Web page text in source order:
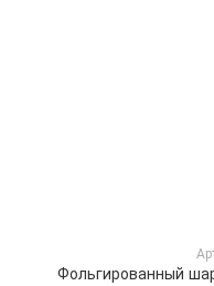
Фольгированный